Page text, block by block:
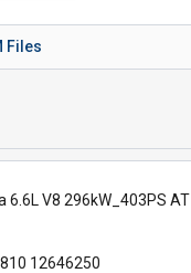
Files
6.6L V8 296kW_403PS AT
12646250